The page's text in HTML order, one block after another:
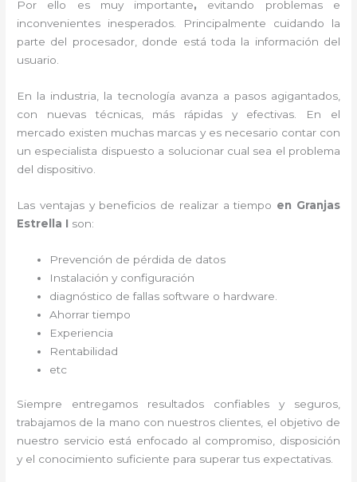
Por ello es muy importante, evitando problemas e
inconvenientes inesperados. Principalmente cuidando la
parte del procesador, donde está toda la información del
usuario.
En la industria, la tecnología avanza a pasos agigantados,
con nuevas técnicas, más rápidas y efectivas . En el
mercado existen muchas marcas y es necesario contar con
un especialista dispuesto a solucionar cual sea el problema
del dispositivo.
Las ventajas y beneficios de realizar a tiempo en Granjas
Estrella I son:
Prevención de pérdida de datos
Instalación y configuración
diagnóstico de fallas software o hardware
Ahorrar tiempo
Experiencia
Rentabilidad
etc
Siempre entregamos resultados confiables y seguros,
trabajamos de la mano con nuestros clientes, el objetivo de
nuestro servicio está enfocado al compromiso, disposición
y el conocimiento suficiente para superar tus expectativas.